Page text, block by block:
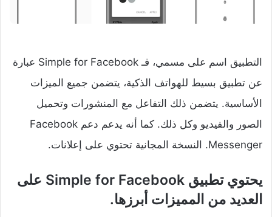
التطبيق اسم على مسمي، فـ Simple for Facebook عبارة
عن تطبيق بسيط للهواتف الذكية، يتضمن جميع الميزات
الأساسية. يتضمن ذلك التفاعل مع المنشورات وتحميل
الصور والفيديو وكل ذلك. كما أنه يدعم دعم Facebook
Messenger. النسخة المجانية تحتوي على إعلانات.
يحتوي تطبيق Simple for Facebook على
العديد من المميزات أبرزها.